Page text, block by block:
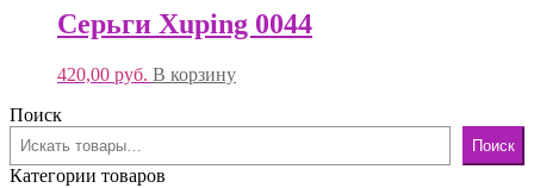
Серьги Xuping 0044
420,00 руб. В корзину
Поиск
Поиск
Категории товаров